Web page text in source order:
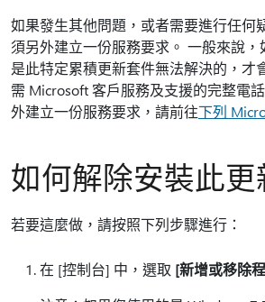
如果發生其他問題，或者需要進行任何
須另外建立一份服務要求。 一般來說
是此特定累積更新套件無法解決的，才
需 Microsoft 客戶服務及支援的完整電
外建立一份服務要求，請前往下列
如何解除安裝此更
若要這麼做，請按照下列步驟進行：
在 [控制台] 中，選取 [新增或移除